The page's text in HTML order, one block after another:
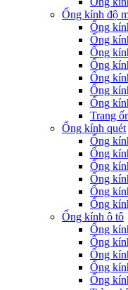
Ống kính độ
Ống
Ống
Ống
Ống
Ống
Ống
Ống
Trang
Ống kính quét
Ống
Ống
Ống
Ống
Ống
Ống
Ống kính ô tô
Ống
Ống
Ống
Ống
Ống